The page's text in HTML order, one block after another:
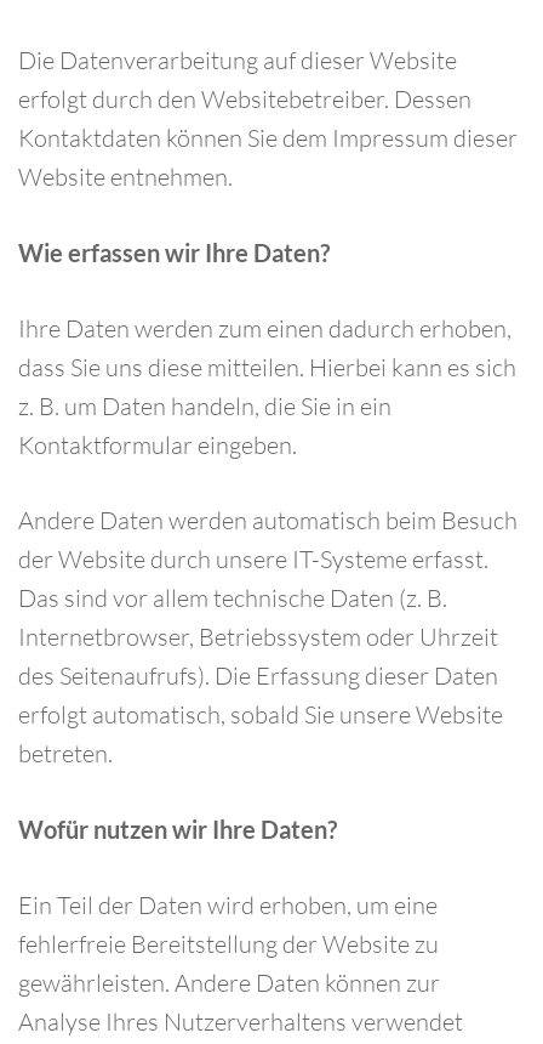
Die Datenverarbeitung auf dieser Website
erfolgt durch den Websitebetreiber. Dessen
Kontaktdaten können Sie dem Impressum dieser
Website entnehmen.
Wie erfassen wir Ihre Daten?
Ihre Daten werden zum einen dadurch erhoben,
dass Sie uns diese mitteilen. Hierbei kann es sich
z. B. um Daten handeln, die Sie in ein
Kontaktformular eingeben.
Andere Daten werden automatisch beim Besuch
der Website durch unsere IT-Systeme erfasst.
Das sind vor allem technische Daten (z. B.
Internetbrowser, Betriebssystem oder Uhrzeit
des Seitenaufrufs). Die Erfassung dieser Daten
erfolgt automatisch, sobald Sie unsere Website
betreten.
Wofür nutzen wir Ihre Daten?
Ein Teil der Daten wird erhoben, um eine
fehlerfreie Bereitstellung der Website zu
gewährleisten. Andere Daten können zur
Analyse Ihres Nutzerverhaltens verwendet